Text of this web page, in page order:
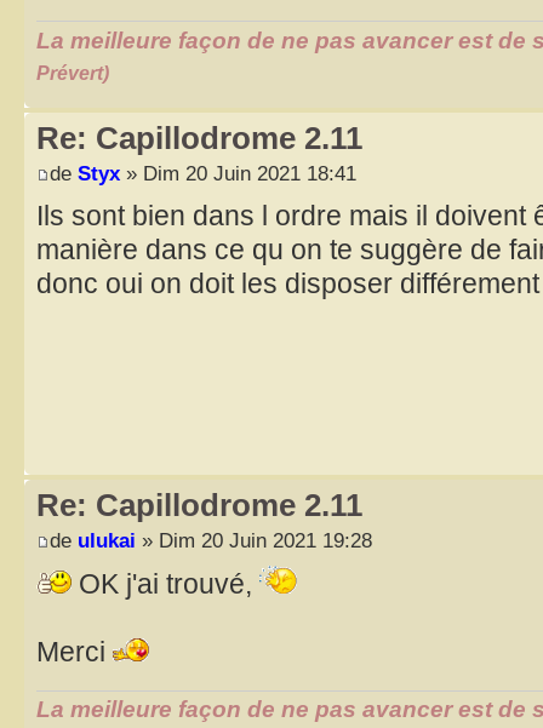
La meilleure façon de ne pas avancer est de
Prévert)
Re: Capillodrome 2.11
de Styx » Dim 20 Juin 2021 18:41
Ils sont bien dans l ordre mais il doivent
manière dans ce qu on te suggère de
donc oui on doit les disposer
Re: Capillodrome 2.11
de ulukai » Dim 20 Juin 2021 19:28
OK j'ai trouvé,
Merci
La meilleure façon de ne pas avancer est de